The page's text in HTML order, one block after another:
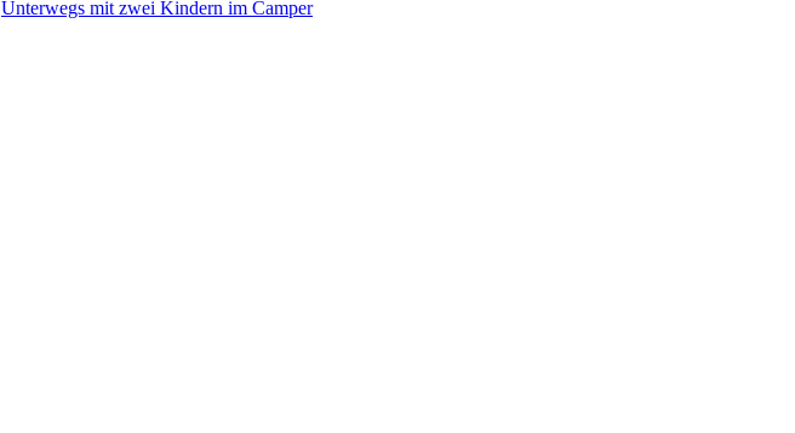
Unterwegs mit zwei Kindern im Camper